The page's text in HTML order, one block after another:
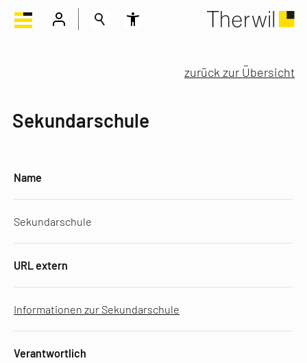
zurück zur Übersicht
Sekundarschule
Name
Sekundarschule
URL extern
Informationen zur Sekundarschule
Verantwortlich